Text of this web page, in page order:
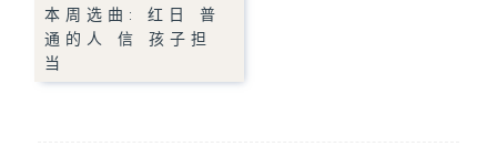
本周选曲: 红日 普
通的人 信 孩子担
当